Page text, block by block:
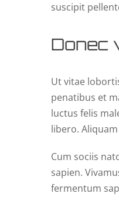
suscipit
Donec
Ut vitae
penatibus et
luctus felis
libero.
Cum sociis
sapien.
fermentum